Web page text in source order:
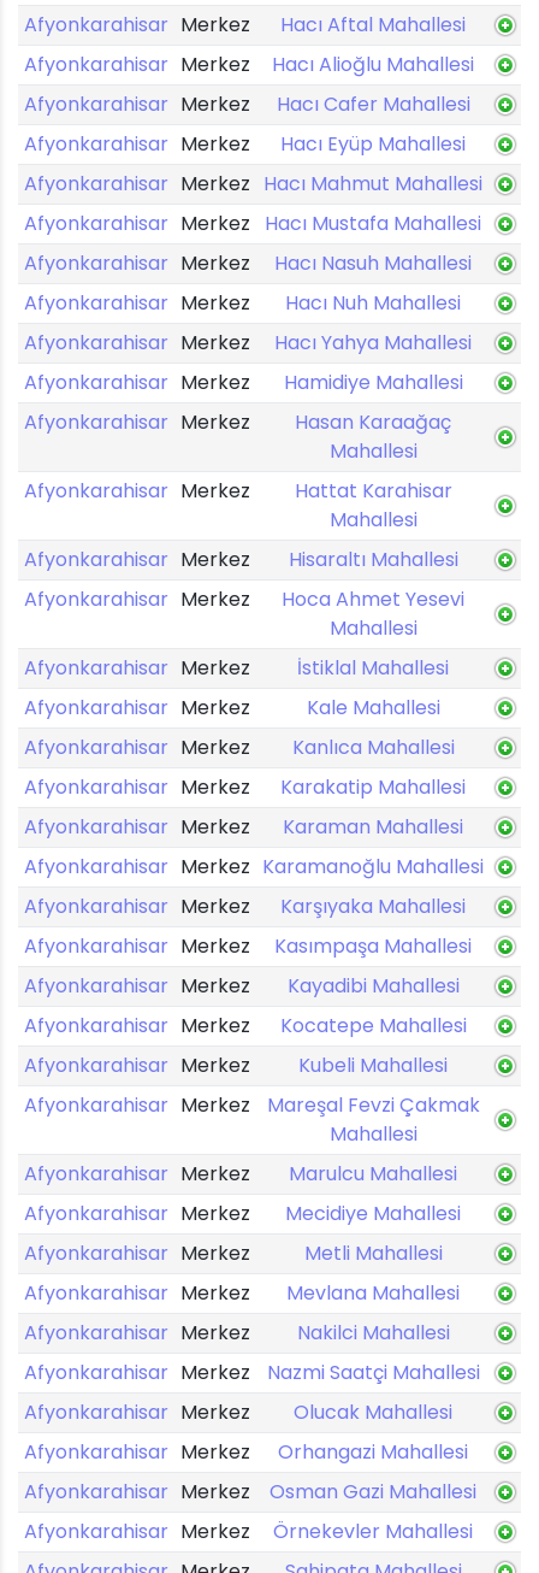
Afyonkarahisar Merkez
Hacı Aftal Mahallesi
Afyonkarahisar Merkez
Hacı Alioğlu Mahallesi
Afyonkarahisar Merkez
Hacı Cafer Mahallesi
Afyonkarahisar Merkez
Hacı Eyüp Mahallesi
Afyonkarahisar Merkez Hacı Mahmut Mahallesi
Afyonkarahisar Merkez
Hacı Mustafa Mahallesi
Afyonkarahisar Merkez
Hacı Nasuh Mahallesi
Afyonkarahisar Merkez
Hacı Nuh Mahallesi
Afyonkarahisar Merkez
Hacı Yahya Mahallesi
Afyonkarahisar Merkez
Hamidiye Mahallesi
Afyonkarahisar Merkez
Hasan Karaağaç
Mahallesi
Afyonkarahisar Merkez
Hattat Karahisar
Mahallesi
Afyonkarahisar Merkez
Hisaraltı Mahallesi
Afyonkarahisar Merkez
Hoca Ahmet Yesevi
Mahallesi
Afyonkarahisar Merkez
İstiklal Mahallesi
Afyonkarahisar Merkez
Kale Mahallesi
Afyonkarahisar Merkez
Kanlıca Mahallesi
Afyonkarahisar Merkez
Karakatip Mahallesi
Afyonkarahisar Merkez
Karaman Mahallesi
Afyonkarahisar Merkez Karamanoğlu Mahallesi
Afyonkarahisar Merkez
Karşıyaka Mahallesi
Afyonkarahisar Merkez
Kasımpaşa Mahallesi
Afyonkarahisar Merkez
Kayadibi Mahallesi
Afyonkarahisar Merkez
Kocatepe Mahallesi
Afyonkarahisar Merkez
Kubeli Mahallesi
Afyonkarahisar Merkez
Mareşal Fevzi Çakmak
Mahallesi
Afyonkarahisar Merkez
Marulcu Mahallesi
Afyonkarahisar Merkez
Mecidiye Mahallesi
Afyonkarahisar Merkez
Metli Mahallesi
Afyonkarahisar Merkez
Mevlana Mahallesi
Afyonkarahisar Merkez
Nakilci Mahallesi
Afyonkarahisar Merkez
Nazmi Saatçi Mahallesi
Afyonkarahisar Merkez
Olucak Mahallesi
Afyonkarahisar Merkez
Orhangazi Mahallesi
Afyonkarahisar Merkez
Osman Gazi Mahallesi
Afyonkarahisar Merkez
Örnekevler Mahallesi